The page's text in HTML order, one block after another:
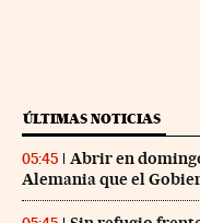
ÚLTIMAS NOTICIAS
05:45
Abrir en
Alemania que el